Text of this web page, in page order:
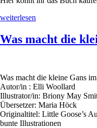
„Der
Eine
Wimmelbilder-
weiterlesen
Was macht die
Was macht die kleine Gans
Autor/in : Elli Woollard
Illustrator/in: Briony May
Übersetzer: Maria Höck
Originaltitel: Little Goose’s
bunte Illustrationen